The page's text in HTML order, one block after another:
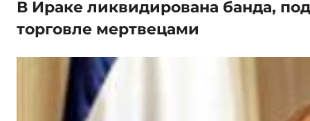
В Ираке ликвидирована банда,
торговле мертвецами